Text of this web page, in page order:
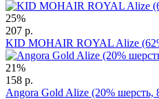
25%
207 р.
KID MOHAIR ROYAL Alize
21%
158 р.
Angora Gold Alize (20% шерсть,